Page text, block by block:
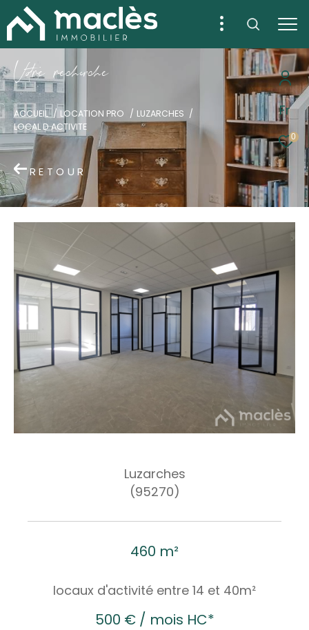
Fr
0
Vore recece
ACCUEIL LOCATION PRO
LUZARCHES
LOCAL D ACTIVITE
RETOUR
Luzarches
(95270)
460 m²
locaux d'activité entre 14 et 40m²
500 € / mois HC*